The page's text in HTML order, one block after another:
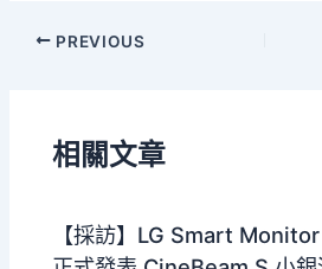
PREVIOUS
相關文章
【採訪】LG Smart